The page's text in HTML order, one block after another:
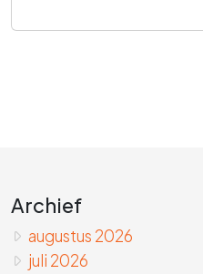
Archief
augustus 2026
juli 2026